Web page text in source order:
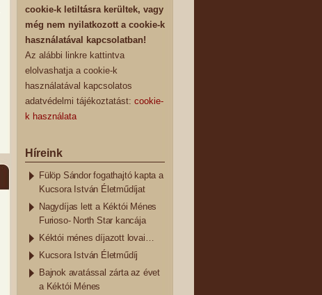
cookie-k letiltásra kerültek, vagy
még nem nyilatkozott a cookie-k
használatával kapcsolatban!
Az alábbi linkre kattintva
elolvashatja a cookie-k
használatával kapcsolatos
adatvédelmi tájékoztatást: cookie-
k használata
Híreink
Fülöp Sándor fogathajtó kapta a
Kucsora István Életműdíjat
Nagydíjas lett a Kéktói Ménes
Furioso- North Star kancája
Kéktói ménes díjazott lovai…
Kucsora István Életműdíj
Bajnok avatással zárta az évet
a Kéktói Ménes